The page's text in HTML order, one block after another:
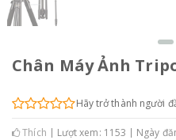
Chân Máy Ảnh
Hãy trở thành người
Thích Lượt xem: 1153 Ngày